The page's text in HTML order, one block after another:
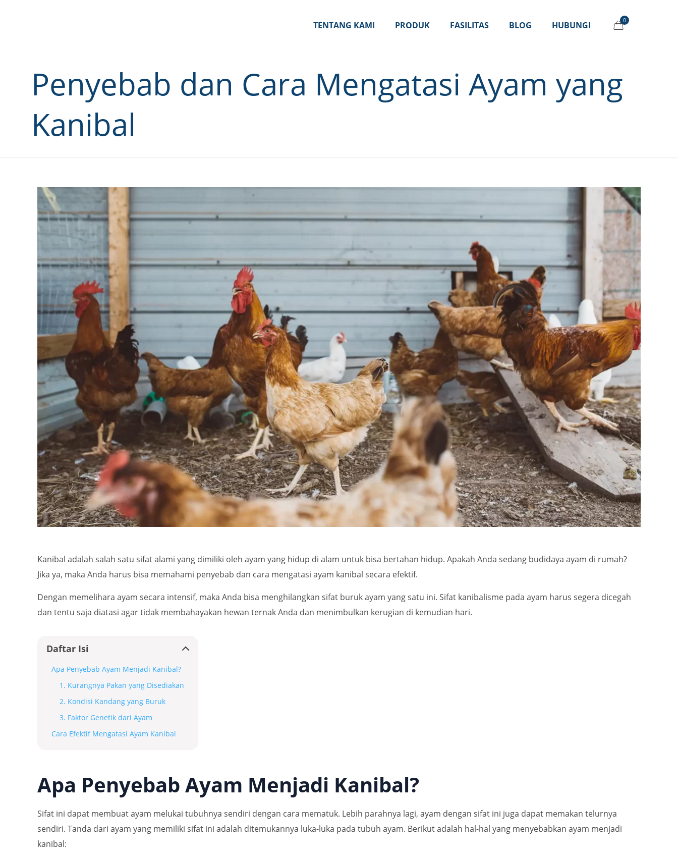
TENTANG KAMI PRODUK FASILITAS BLOG HUBUNGI 0
Penyebab dan Cara Mengatasi Ayam yang
Kanibal
Kanibal adalah salah satu sifat alami yang dimiliki oleh ayam yang hidup di alam untuk bisa bertahan hidup. Apakah Anda sedang budidaya ayam di rumah?
Jika ya, maka Anda harus bisa memahami penyebab dan cara mengatasi ayam kanibal secara efektif.
Dengan memelihara ayam secara intensif, maka Anda bisa menghilangkan sifat buruk ayam yang satu ini. Sifat kanibalisme pada ayam harus segera dicegah
dan tentu saja diatasi agar tidak membahayakan hewan ternak Anda dan menimbulkan kerugian di kemudian hari.
Daftar Isi
Apa Penyebab Ayam Menjadi Kanibal?
1. Kurangnya Pakan yang Disediakan
2. Kondisi Kandang yang Buruk
3. Faktor Genetik dari Ayam
Cara Efektif Mengatasi Ayam Kanibal
Apa Penyebab Ayam Menjadi Kanibal?
Sifat ini dapat membuat ayam melukai tubuhnya sendiri dengan cara mematuk. Lebih parahnya lagi, ayam dengan sifat ini juga dapat memakan telurnya
sendiri. Tanda dari ayam yang memiliki sifat ini adalah ditemukannya luka-luka pada tubuh ayam. Berikut adalah hal-hal yang menyebabkan ayam menjadi
kanibal: